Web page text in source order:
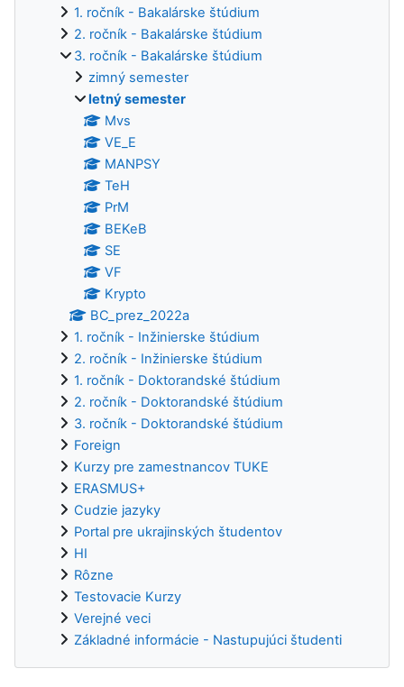
1. ročník - Bakalárske štúdium
2. ročník - Bakalárske štúdium
3. ročník - Bakalárske štúdium
zimný semester
letný semester
Mvs
VE_E
MANPSY
TeH
PrM
BEKeB
SE
VF
Krypto
BC_prez_2022a
1. ročník - Inžinierske štúdium
2. ročník - Inžinierske štúdium
1. ročník - Doktorandské štúdium
2. ročník - Doktorandské štúdium
3. ročník - Doktorandské štúdium
Foreign
Kurzy pre zamestnancov TUKE
ERASMUS+
Cudzie jazyky
Portal pre ukrajinských študentov
HI
Rôzne
Testovacie Kurzy
Verejné veci
Základné informácie - Nastupujúci študenti